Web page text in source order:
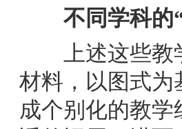
不同学科的
上述这些教学
材料，以图式为
成个别化的教